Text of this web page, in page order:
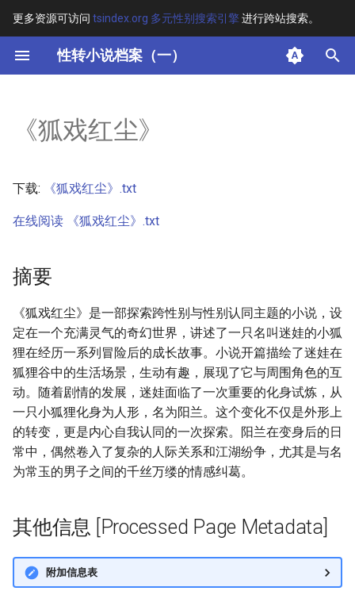
更多资源可访问 tsindex.org 多元性别搜索引擎进行跨站搜索。
性转小说档案（一）
键
搜
索
其他信息 [Processed Page
《狐戏红尘》
下载: 《狐戏红尘》.txt
在线阅读 《狐戏红尘》.txt
摘要
《狐戏红尘》是一部探索跨性别与性别认同主题的小说，设
定在一个充满灵气的奇幻世界，讲述了一只名叫迷娃的小狐
狸在经历一系列冒险后的成长故事。小说开篇描绘了迷娃在
狐狸谷中的生活场景，生动有趣，展现了它与周围角色的互
动。随着剧情的发展，迷娃面临了一次重要的化身试炼，从
一只小狐狸化身为人形，名为阳兰。这个变化不仅是外形上
的转变，更是内心自我认同的一次探索。阳兰在变身后的日
常中，偶然卷入了复杂的人际关系和江湖纷争，尤其是与名
为常玉的男子之间的千丝万缕的情感纠葛。
其他信息 [Processed Page Metadata]
附加信息表